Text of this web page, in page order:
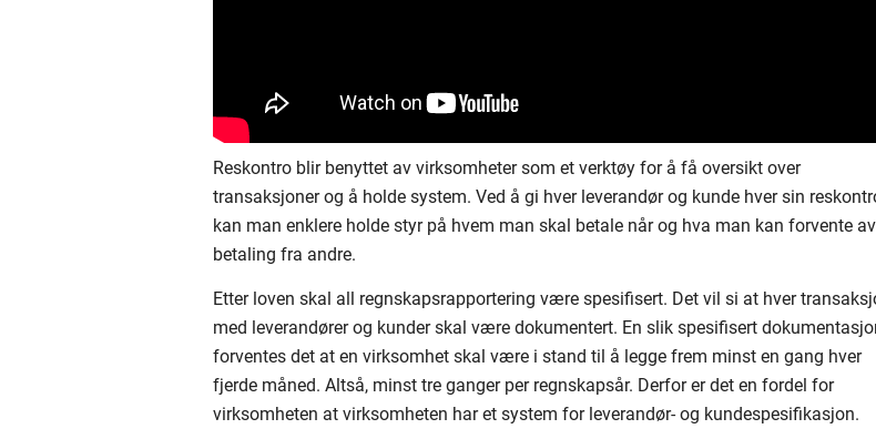
Reskontro blir benyttet av virksomheter som et verktøy for å få oversikt over
transaksjoner og å holde system. Ved å gi hver leverandør og kunde hver sin
kan man enklere holde styr på hvem man skal betale når og hva man kan forvente av
betaling fra andre.
Etter loven skal all regnskapsrapportering være spesifisert. Det vil si at hver
med leverandører og kunder skal være dokumentert. En slik spesifisert
forventes det at en virksomhet skal være i stand til å legge frem minst en gang hver
fjerde måned. Altså, minst tre ganger per regnskapsår. Derfor er det en fordel for
virksomheten at virksomheten har et system for leverandør- og kundespesifikasjon.